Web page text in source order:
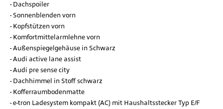
Dachspoiler
Sonnenblenden vorn
Kopfstützen vorn
Komfortmittelarmlehne vorn
Außenspiegelgehäuse in Schwarz
Audi active lane assist
Audi pre sense city
Dachhimmel in Stoff schwarz
Kofferraumbodenmatte
e-tron Ladesystem kompakt (AC) mit Haushaltsstecker Typ E/F